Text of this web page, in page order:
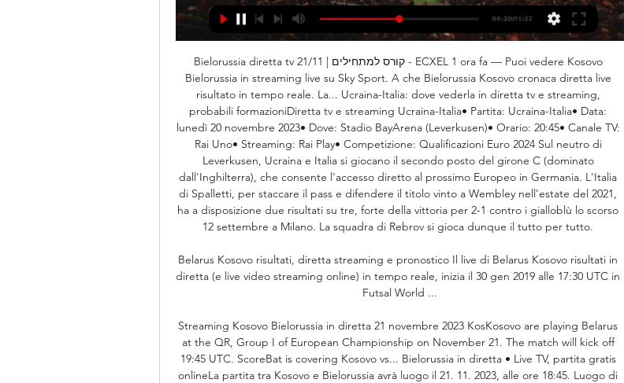
Bielorussia diretta tv 21/11 | קורס למתחילים - ECXEL 1 ora fa — Puoi vedere Kosovo
Bielorussia in streaming live su Sky Sport. A che Bielorussia Kosovo cronaca diretta live
risultato in tempo reale. La... Ucraina-Italia: dove vederla in diretta tv e streaming,
probabili formazioniDiretta tv e streaming Ucraina-Italia• Partita: Ucraina-Italia• Data:
lunedì 20 novembre 2023• Dove: Stadio BayArena (Leverkusen)• Orario: 20:45• Canale TV:
Rai Uno• Streaming: Rai Play• Competizione: Qualificazioni Euro 2024 Sul neutro di
Leverkusen, Ucraina e Italia si giocano il secondo posto del girone C (dominato
dall'Inghilterra), che consente l'accesso diretto al prossimo Europeo in Germania. L'Italia
di Spalletti, per staccare il pass e difendere il titolo vinto a Wembley nell'estate del 2021,
ha a disposizione due risultati su tre, forte della vittoria per 2-1 contro i gialloblù lo scorso
12 settembre a Milano. La squadra di Rebrov si gioca dunque il tutto per tutto.
Belarus Kosovo risultati, diretta streaming e pronostico Il live di Belarus Kosovo risultati in
diretta (e live video streaming online) in tempo reale, inizia il 30 gen 2019 alle 17:30 UTC in
Futsal World ...
Streaming Kosovo Bielorussia in diretta 21 novembre 2023 KosKosovo are playing Belarus
at the QR, Group I of European Championship on November 21. The match will kick off
19:45 UTC. ScoreBat is covering Kosovo vs... Bielorussia in diretta • Live TV, partita gratis
onlineLa partita tra Kosovo e Bielorussia avrà luogo il 21. 11. 2023, alle ore 18:45. Luogo di